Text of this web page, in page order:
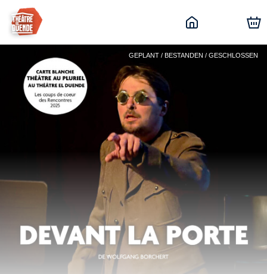
GEPLANT / BESTANDEN / GESCHLOSSEN